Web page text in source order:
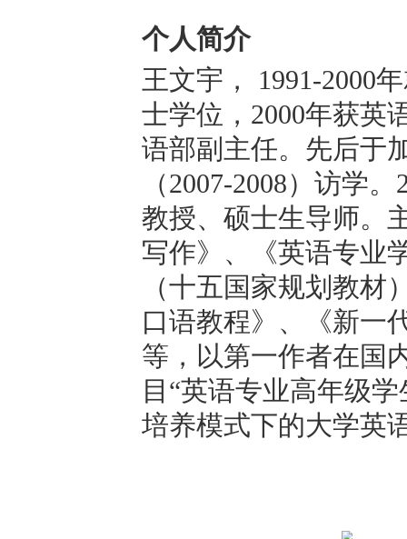
个人简介
王文宇，
士学位，
语部副主任